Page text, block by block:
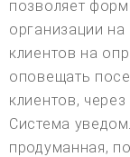
позволяет
организации
клиентов на
оповещать
клиентов,
Система
продуманная,